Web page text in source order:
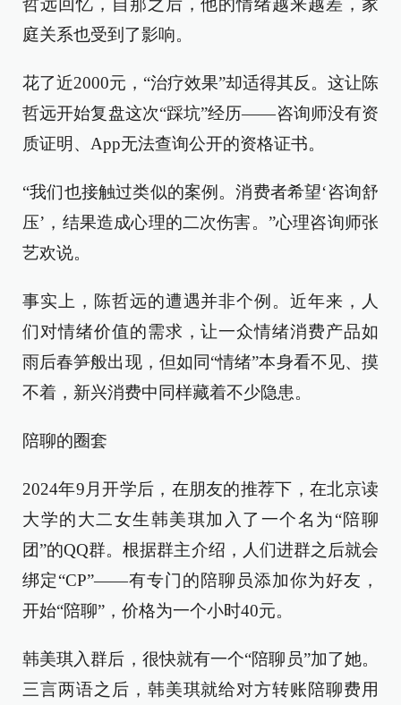
哲远回忆，自那之后，他的情绪越来越差，家
庭关系也受到了影响。
花了近2000元，“治疗效果”却适得其反。这让陈
哲远开始复盘这次“踩坑”经历——咨询师没有资
质证明、App无法查询公开的资格证书。
“我们也接触过类似的案例。消费者希望‘咨询舒
压’，结果造成心理的二次伤害。”心理咨询师张
艺欢说。
事实上，陈哲远的遭遇并非个例。近年来，人
们对情绪价值的需求，让一众情绪消费产品如
雨后春笋般出现，但如同“情绪”本身看不见、摸
不着，新兴消费中同样藏着不少隐患。
陪聊的圈套
2024年9月开学后，在朋友的推荐下，在北京读
大学的大二女生韩美琪加入了一个名为“陪聊
团”的QQ群。根据群主介绍，人们进群之后就会
绑定“CP”——有专门的陪聊员添加你为好友，
开始“陪聊”，价格为一个小时40元。
韩美琪入群后，很快就有一个“陪聊员”加了她。
三言两语之后，韩美琪就给对方转账陪聊费用